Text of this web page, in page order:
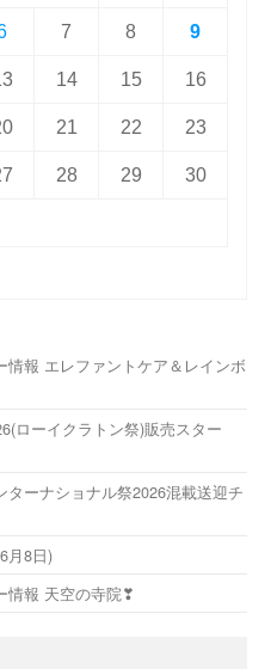
7 8 9
14 15 16
21 22 23
28 29 30
報 エレファントケア＆レインボ
ローイクラトン祭)販売スター
ーナショナル祭2026混載送迎チ
月8日)
情報 天空の寺院❣